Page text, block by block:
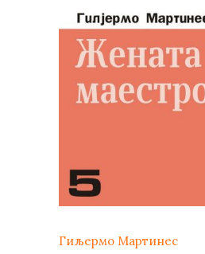
Гиљермо Мартинес